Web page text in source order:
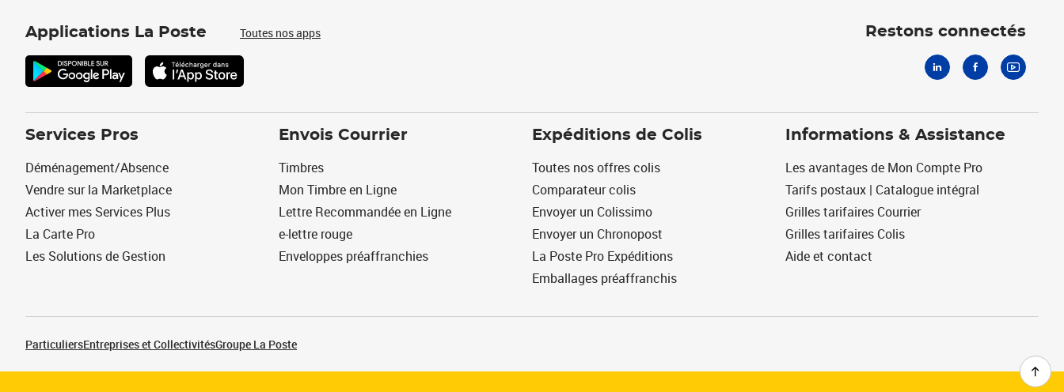
Applications La Poste Toutes nos apps Restons connectés
Services Pros
Déménagement/Absence
Vendre sur la Marketplace
Activer mes Services Plus
La Carte Pro
Les Solutions de Gestion
Envois Courrier
Timbres
Mon Timbre en Ligne
Lettre Recommandée en Ligne
e-lettre rouge
Enveloppes préaffranchies
Expéditions de Colis
Toutes nos offres colis
Comparateur colis
Envoyer un Colissimo
Envoyer un Chronopost
La Poste Pro Expéditions
Emballages préaffranchis
Informations & Assistance
Les avantages de Mon Compte Pro
Tarifs postaux | Catalogue intégral
Grilles tarifaires Courrier
Grilles tarifaires Colis
Aide et contact
ParticuliersEntreprises et CollectivitésGroupe La Poste